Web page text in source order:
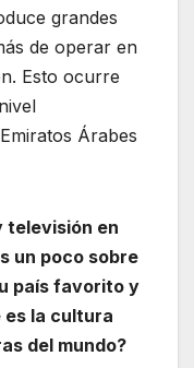
grandes
de operar en
Esto ocurre
Árabes
televisión en
un poco sobre
país favorito y
es la cultura
del mundo?